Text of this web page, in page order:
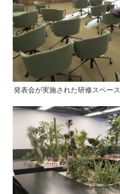
発表会が実施された研修スペース